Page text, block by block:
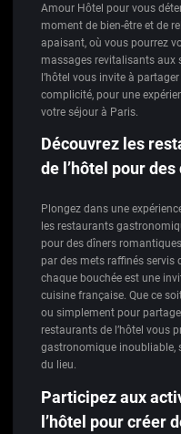
Amour Hôtel pour vous
moment de bien-être et de
apaisant, où vous pourrez
massages revitalisants aux
l’hôtel vous invite à
complicité, pour une
votre séjour à Paris.
Découvrez les
de l’hôtel pour
Plongez dans une
les restaurants
pour des dîners
par des mets raffinés servis
chaque bouchée est une
cuisine française. Que ce
ou simplement pour
restaurants de l’hôtel vous
gastronomique inoubliable,
du lieu.
Participez aux
l’hôtel pour créer